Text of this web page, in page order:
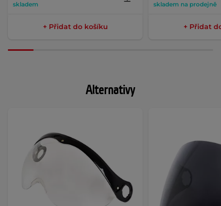
skladem
+ Přidat do košíku
skladem na prodejně
+ Přidat
Alternativy